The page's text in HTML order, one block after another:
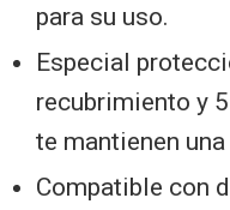
para su uso.
Especial
recubrimiento y
te mantienen
Compatible con